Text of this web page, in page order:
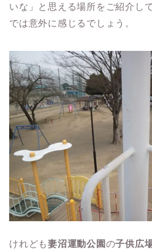
いな」と思える場所をご紹介し
では意外に感じるでしょう。
けれども妻沼運動公園の子供広